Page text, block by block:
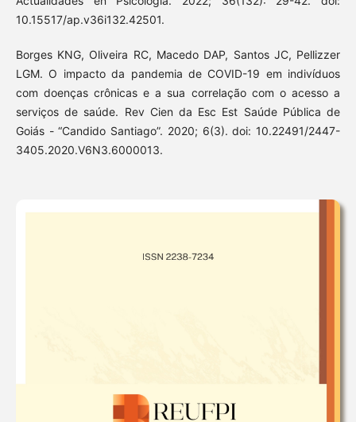
10.15517/ap.v36i132.42501.
Borges KNG, Oliveira RC, Macedo DAP, Santos JC, Pellizzer
LGM. O impacto da pandemia de COVID-19 em indivíduos
com doenças crônicas e a sua correlação com o acesso a
serviços de saúde. Rev Cien da Esc Est Saúde Pública de
Goiás - “Candido Santiago”. 2020; 6(3). doi: 10.22491/2447-
3405.2020.V6N3.6000013.